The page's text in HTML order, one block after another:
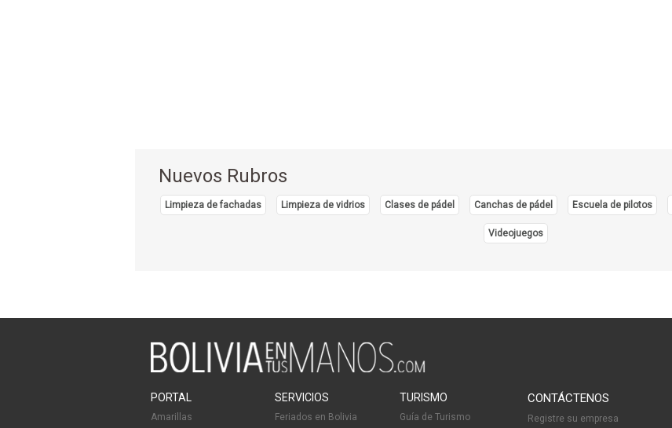
Nuevos Rubros
Limpieza de fachadas Limpieza de vidrios Clases de pádel Canchas de pádel Escuela de pilotos
Videojuegos
PORTAL
Amarillas
SERVICIOS
Feriados en Bolivia
TURISMO
Guía de Turismo
CONTÁCTENOS
Registre su empresa